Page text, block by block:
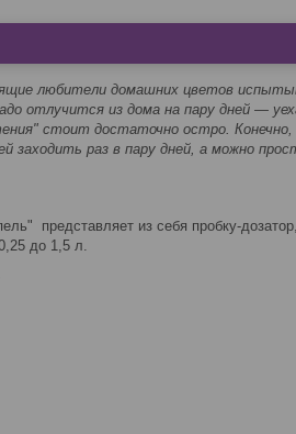
любители домашних цветов
отлучится из дома на пару дней ―
стоит достаточно остро.
заходить раз в пару дней, а можно
представляет из себя пробку-
до 1,5 л.